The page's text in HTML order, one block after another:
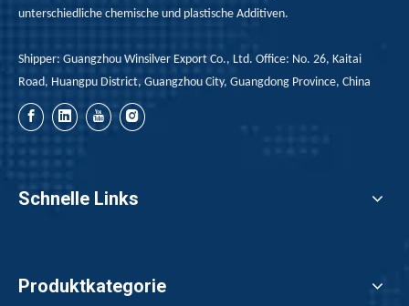
unterschiedliche chemische und plastische Additiven.
Shipper: Guangzhou Winsilver Export Co., Ltd. Office: No. 26, Kaitai
Road, Huangpu District, Guangzhou City, Guangdong Province, China
Schnelle Links
Produktkategorie